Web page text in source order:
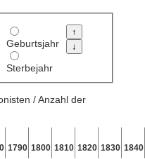
Geburtsjahr
Sterbejahr
/ Anzahl der
1790 1800 1810 1820 1830 1840